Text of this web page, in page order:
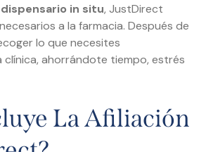
dispensario in situ, JustDirect
a la farmacia. Después de
lo que necesites
clínica, ahorrándote tiempo, estrés
La Afiliación